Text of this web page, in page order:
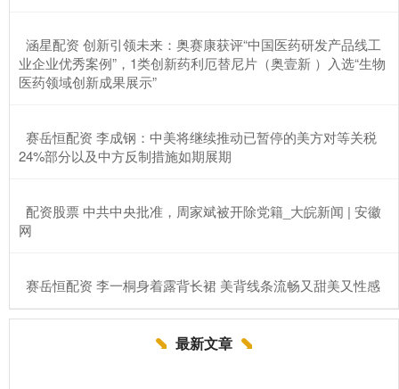
​涵星配资 创新引领未来：奥赛康获评“中国医药研发产品线工
业企业优秀案例”，1类创新药利厄替尼片（奥壹新 ）入选“生物
医药领域创新成果展示”
​赛岳恒配资 李成钢：中美将继续推动已暂停的美方对等关税
24%部分以及中方反制措施如期展期
​配资股票 中共中央批准，周家斌被开除党籍_大皖新闻 | 安徽
网
​赛岳恒配资 李一桐身着露背长裙 美背线条流畅又甜美又性感
最新文章